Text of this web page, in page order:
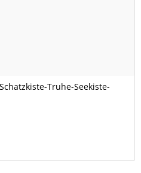
Truhe-Seekiste-